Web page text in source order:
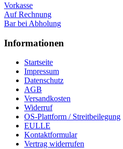
Vorkasse
Auf Rechnung
Bar bei Abholung
Informationen
Startseite
Impressum
Datenschutz
AGB
Versandkosten
Widerruf
OS-Plattform / Streitbeilegung
EULLE
Kontaktformular
Vertrag widerrufen